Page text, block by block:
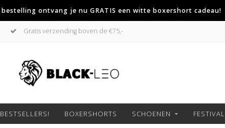
ontvang je nu GRATIS een witte boxershort cadeau!
Gratis verzending boven de €75,-
BESTSELLERS! BOXERSHORTS SCHOENEN FESTIVAL